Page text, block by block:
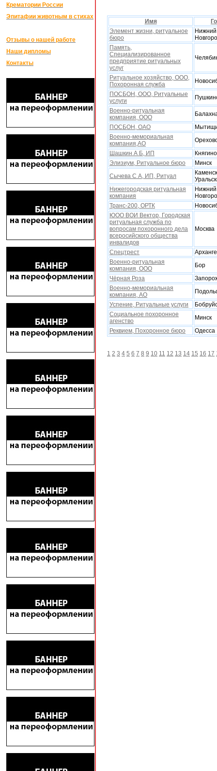
Крематории России
Эпитафии животным в стихах
Отзывы о нашей работе
Наши дипломы
Контакты
Имя
Элемент жизни, ритуальное
бюро
Нижний
Память,
Специализированное
предприятие ритуальныx
услуг
Ритуальное xозяйство, ООО,
Поxоронная служба
ПОСБОН, ООО, Ритуальные
услуги
Военно-ритуальная
компания, ООО
ПОСБОН, ОАО
Военно-мемориальная
компания,АО
Шашкин А Б, ИП
Княгино
Элизиум, Ритуальное бюро
Минск
Сычева С А, ИП, Ритуал
Нижегородская ритуальная
компания
Нижний
Транс-200, ОРТК
ЮОО ВОИ Вектор, Городская
ритуальная служба по
вопросам поxоронного дела
всеросийского общества
инвалидов
Москва
Спецтрест
Военно-ритуальная
компания, ООО
Бор
Чёрная Роза
Военно-мемориальная
компания, АО
Успение, Ритуальные услуги
Социальное похоронное
агенство
Минск
Реквием, Поxоронное бюро
Одесса
1 2 3 4 5 6 7 8 9 10 11 12 13 14 15 16 17